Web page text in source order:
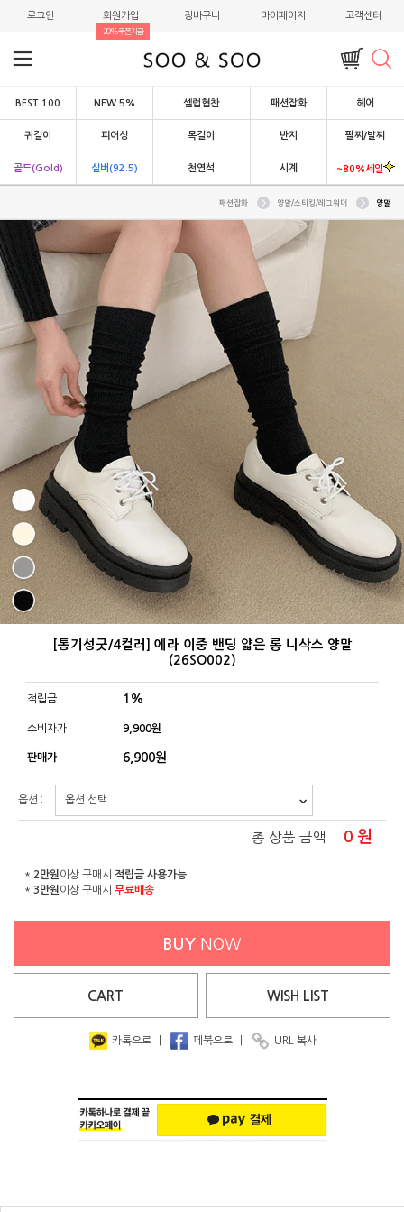
로그인 회원가입
20%쿠폰지급
장바구니 마이페이지 고객센터
BEST 100 NEW 5% 셀럽협찬 패션잡화 헤어
귀걸이 피어싱 목걸이 반지 팔찌/발찌
골드(Gold) 실버(92.5) 천연석 시계 ~80%세일
패션잡화 양말/스타킹/레그워머 양말
[통기성굿/4컬러] 에라 이중 밴딩 얇은 롱 니삭스 양말
(26SO002)
적립금 1%
소비자가 9,900원
판매가 6,900원
옵션 :
총 상품 금액 0 원
* 2만원 이상 구매시 적립금 사용가능
* 3만원 이상 구매시 무료배송
BUY NOW
CART WISH LIST
카톡으로 페북으로 URL 복사